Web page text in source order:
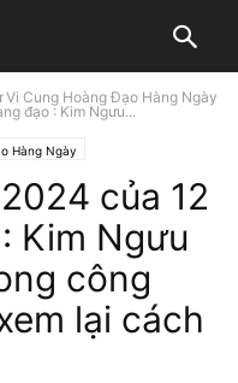
Vi Cung Hoàng Đạo Hàng Ngày
đạo : Kim Ngưu...
Hàng Ngày
của 12
Kim Ngưu
công
lại cách